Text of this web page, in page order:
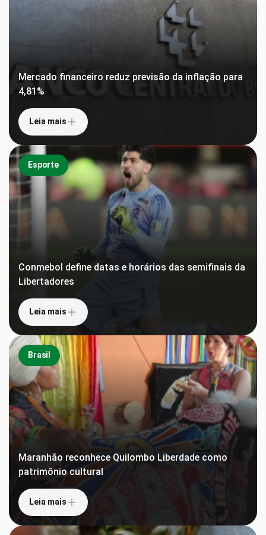
Mercado financeiro reduz previsão da inflação para
4,81%
Leia mais
Esporte
Conmebol define datas e horários das semifinais da
Libertadores
Leia mais
Brasil
Maranhão reconhece Quilombo Liberdade como
patrimônio cultural
Leia mais